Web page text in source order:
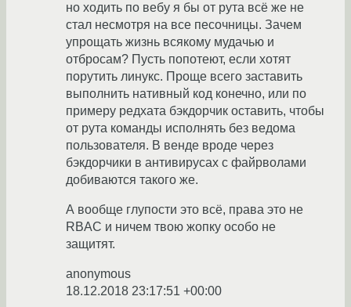
но ходить по вебу я бы от рута всё же не
стал несмотря на все песочницы. Зачем
упрощать жизнь всякому мудачью и
отбросам? Пусть попотеют, если хотят
порутить линукс. Проще всего заставить
выполнить нативный код конечно, или по
примеру редхата бэкдорчик оставить, чтобы
от рута команды исполнять без ведома
пользователя. В венде вроде через
бэкдорчики в антивирусах с файрволами
добиваются такого же.
А вообще глупости это всё, права это не
RBAC и ничем твою жопку особо не
защитят.
anonymous
18.12.2018 23:17:51 +00:00